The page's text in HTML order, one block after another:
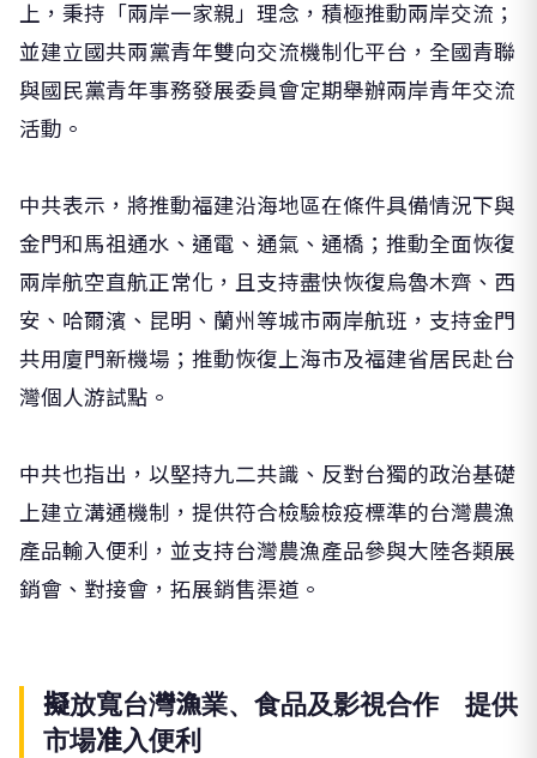
上，秉持「兩岸一家親」理念，積極推動兩岸交流；
並建立國共兩黨青年雙向交流機制化平台，全國青聯
與國民黨青年事務發展委員會定期舉辦兩岸青年交流
活動。
中共表示，將推動福建沿海地區在條件具備情況下與
金門和馬祖通水、通電、通氣、通橋；推動全面恢復
兩岸航空直航正常化，且支持盡快恢復烏魯木齊、西
安、哈爾濱、昆明、蘭州等城市兩岸航班，支持金門
共用廈門新機場；推動恢復上海市及福建省居民赴台
灣個人游試點。
中共也指出，以堅持九二共識、反對台獨的政治基礎
上建立溝通機制，提供符合檢驗檢疫標準的台灣農漁
產品輸入便利，並支持台灣農漁產品參與大陸各類展
銷會、對接會，拓展銷售渠道。
擬放寬台灣漁業、食品及影視合作 提供
市場准入便利